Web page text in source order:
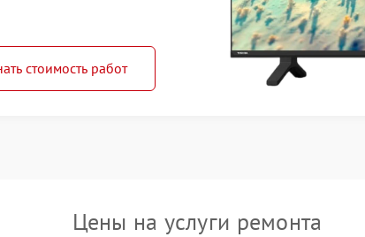
стоимость работ
Цены на услуги ремонта